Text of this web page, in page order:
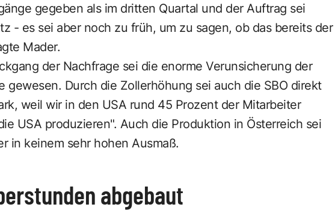
gegeben als im dritten Quartal und der Auftrag sei
- es sei aber noch zu früh, um zu sagen, ob das bereits der
Mader.
der Nachfrage sei die enorme Verunsicherung der
gewesen. Durch die Zollerhöhung sei auch die SBO direkt
weil wir in den USA rund 45 Prozent der Mitarbeiter
USA produzieren". Auch die Produktion in Österreich sei
in keinem sehr hohen Ausmaß.
abgebaut